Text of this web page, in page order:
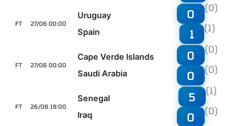
27/06 00:00
FT
Uruguay
Spain
0 (0)
1 (1)
27/06 00:00
FT
Cape Verde Islands
Saudi Arabia
0 (0)
0 (0)
26/06 19:00
FT
Senegal
Iraq
5 (1)
0 (0)